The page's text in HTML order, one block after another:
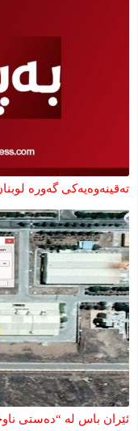
تەقینەوەیەکی گەورە
ئێران باس لە “دەستى